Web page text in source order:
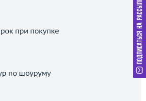
при покупке
по шоуруму